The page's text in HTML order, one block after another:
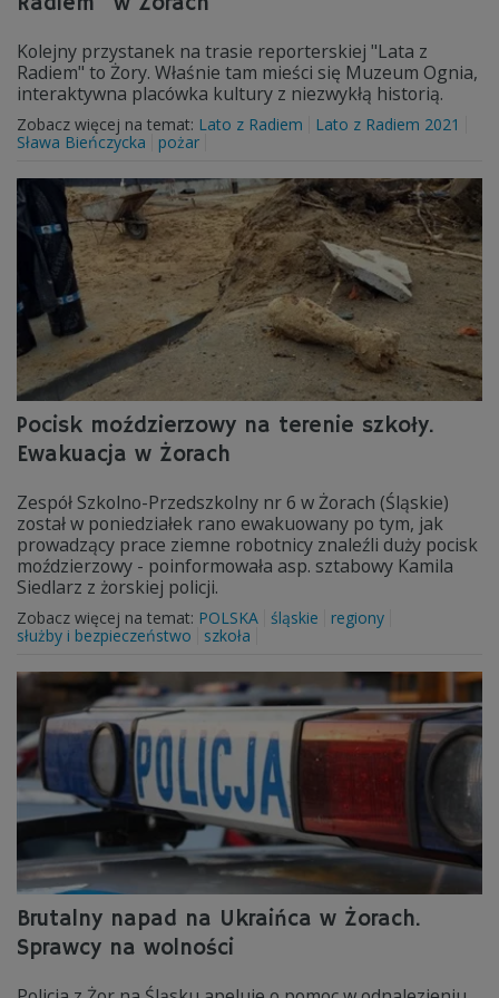
Kolejny przystanek na trasie reporterskiej "Lata z
Radiem" to Żory. Właśnie tam mieści się Muzeum Ognia,
interaktywna placówka kultury z niezwykłą historią.
Zobacz więcej na temat: Lato z Radiem
Lato z Radiem 2021
Sława Bieńczycka
pożar
Pocisk moździerzowy na terenie szkoły.
Ewakuacja w Żorach
Zespół Szkolno-Przedszkolny nr 6 w Żorach (Śląskie)
został w poniedziałek rano ewakuowany po tym, jak
prowadzący prace ziemne robotnicy znaleźli duży pocisk
moździerzowy - poinformowała asp. sztabowy Kamila
Siedlarz z żorskiej policji.
Zobacz więcej na temat: POLSKA śląskie
regiony
służby i bezpieczeństwo
szkoła
Brutalny napad na Ukraińca w Żorach.
Sprawcy na wolności